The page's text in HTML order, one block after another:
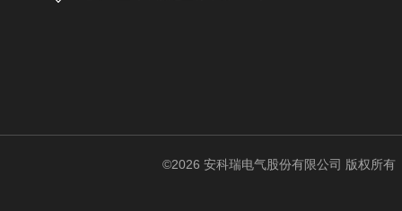
©2026 安科瑞电气股份有限公司 版权所